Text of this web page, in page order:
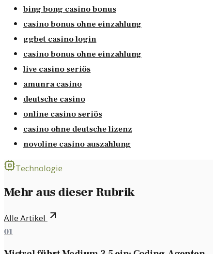
bing bong casino bonus
casino bonus ohne einzahlung
ggbet casino login
casino bonus ohne einzahlung
live casino seriös
amunra casino
deutsche casino
online casino seriös
casino ohne deutsche lizenz
novoline casino auszahlung
Technologie
Mehr aus dieser Rubrik
Alle Artikel
01